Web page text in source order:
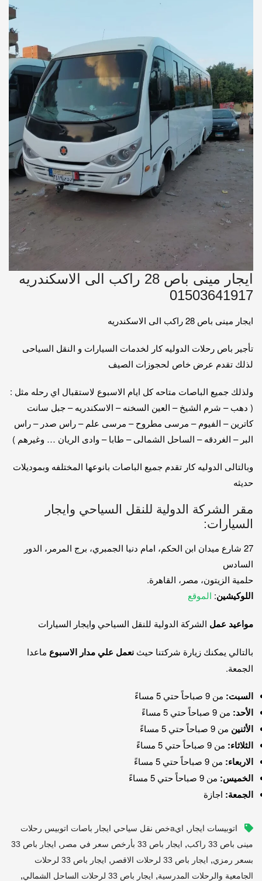
ايجار مينى باص 28 راكب الى الاسكندريه
01503641917
ايجار مينى باص 28 راكب الى الاسكندريه
تأجير باص رحلات الدوليه كار لخدمات السيارات و النقل السياحى
لذلك تقدم عرض خاص لحجوزات الصيف
ولذلك جميع الباصات متاحه كل ايام الاسبوع لاستقبال اي رحله مثل :
( دهب – شرم الشيخ – العين السخنه – الاسكندريه – جبل سانت
كاترين – الفيوم – مرسى مطروح – مرسى علم – راس صدر – راس
البر – الغردقه – الساحل الشمالى – طابا – وادى الريان … وغيرهم )
وبالتالى الدوليه كار تقدم جميع الباصات بانوعها المختلفه وبموديلات
حديثه
مقر الشركة الدولية للنقل السياحي وايجار
السيارات:
27 شارع ميدان ابن الحكم، امام دنيا الجمبري، برج المرمر، الدور
السادس
حلمية الزيتون، مصر، القاهرة.
اللوكيشين: الموقع
مواعيد عمل الشركة الدولية للنقل السياحي وايجار السيارات
بالتالي يمكنك زيارة شركتنا حيث نعمل علي مدار الاسبوع ماعدا
الجمعة.
السبت: من 9 صباحاً حتي 5 مساءً
الأحد: من 9 صباحاً حتي 5 مساءً
الأثنين من 9 صباحاً حتي 5 مساءً
الثلاثاء: من 9 صباحاً حتي 5 مساءً
الاربعاء: من 9 صباحاً حتي 5 مساءً
الخميس: من 9 صباحاً حتي 5 مساءً
الجمعة: اجازة
اتوبيسات ايجار ,
ايaخص نقل سياحي ايجار باصات اتوبيس رحلات
مينى باص 33 راكب
, ايجار باص 33 بأرخص سعر في مصر ,
ايجار باص 33
بسعر رمزي, ايجار باص 33 لرحلات الاقصر ,
ايجار باص 33 لرحلات
الجامعية والرحلات المدرسية, ايجار باص 33 لرحلات الساحل الشمالي ,